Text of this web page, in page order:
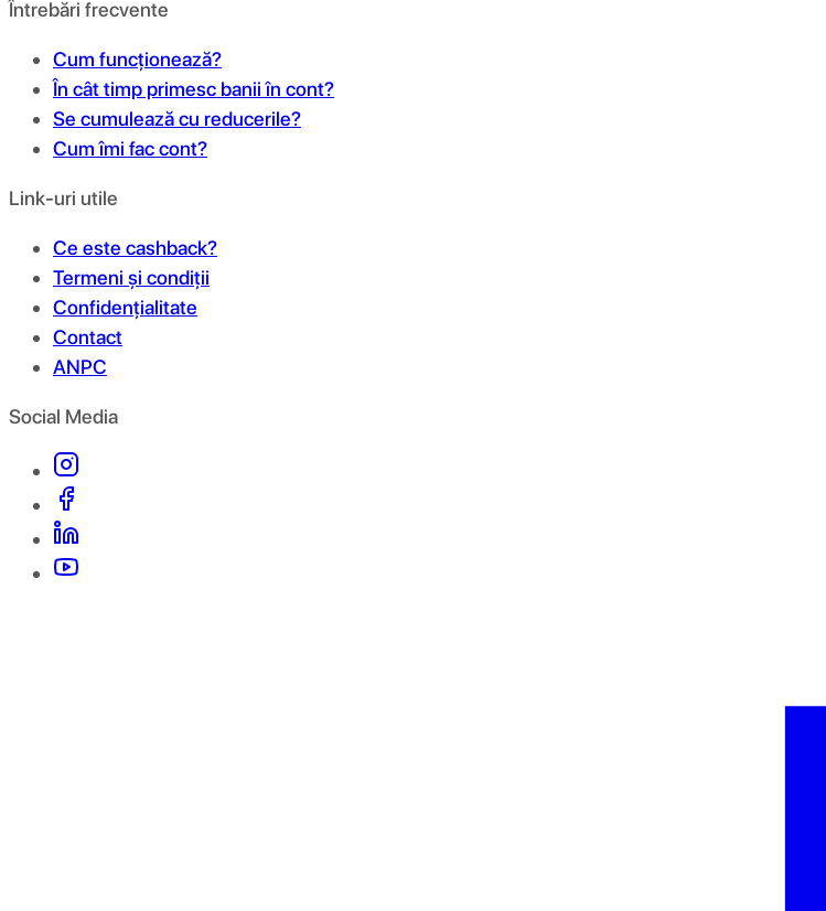
Întrebări frecvente
Cum funcționează?
În cât timp primesc banii în cont?
Se cumulează cu reducerile?
Cum îmi fac cont?
Link-uri utile
Ce este cashback?
Termeni și condiții
Confidențialitate
Contact
ANPC
Social Media